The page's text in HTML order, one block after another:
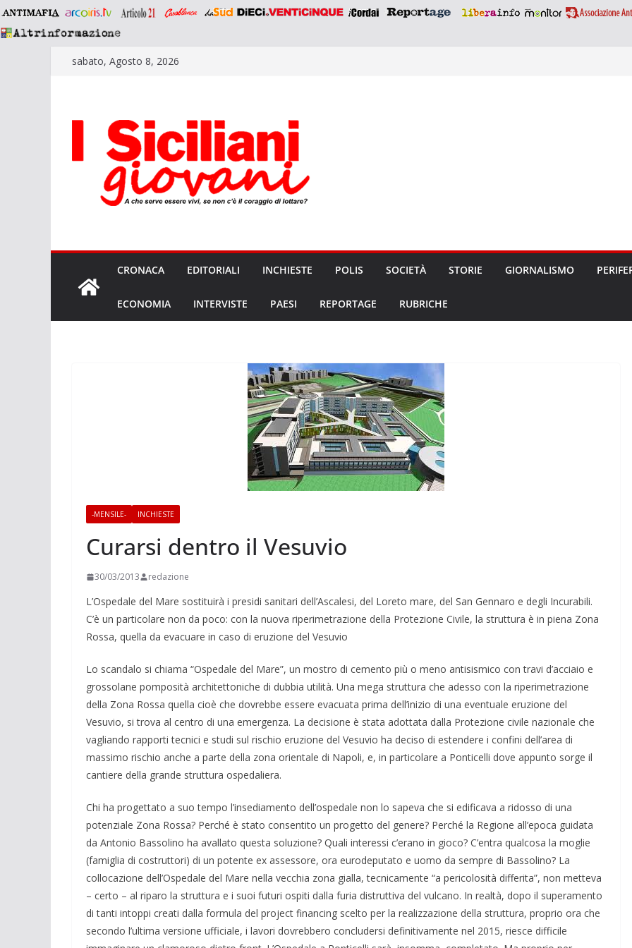
Saltasabato, Agosto 8, 2026
CRONACA EDITORIALI INCHIESTE POLIS SOCIETÀ STORIE GIORNALISMO
ECONOMIA INTERVISTE PAESI REPORTAGE RUBRICHE
-MENSILE- INCHIESTE
Curarsi dentro il Vesuvio
30/03/2013 redazione
L’Ospedale del Mare sostituirà i presidi sanitari dell’Ascalesi, del Loreto mare, del San Gennaro e degli Incurabili.
C’è un particolare non da poco: con la nuova riperimetrazione della Protezione Civile, la struttura è in piena Zona
Rossa, quella da evacuare in caso di eruzione del Vesuvio
Lo scandalo si chiama “Ospedale del Mare”, un mostro di cemento più o meno antisismico con travi d’acciaio e
grossolane pomposità architettoniche di dubbia utilità. Una mega struttura che adesso con la riperimetrazione
della Zona Rossa quella cioè che dovrebbe essere evacuata prima dell’inizio di una eventuale eruzione del
Vesuvio, si trova al centro di una emergenza. La decisione è stata adottata dalla Protezione civile nazionale che
vagliando rapporti tecnici e studi sul rischio eruzione del Vesuvio ha deciso di estendere i confini dell’area di
massimo rischio anche a parte della zona orientale di Napoli, e, in particolare a Ponticelli dove appunto sorge il
cantiere della grande struttura ospedaliera.
Chi ha progettato a suo tempo l’insediamento dell’ospedale non lo sapeva che si edificava a ridosso di una
potenziale Zona Rossa? Perché è stato consentito un progetto del genere? Perché la Regione all’epoca guidata
da Antonio Bassolino ha avallato questa soluzione? Quali interessi c’erano in gioco? C’entra qualcosa la moglie
(famiglia di costruttori) di un potente ex assessore, ora eurodeputato e uomo da sempre di Bassolino? La
collocazione dell’Ospedale del Mare nella vecchia zona gialla, tecnicamente “a pericolosità differita”, non metteva
– certo – al riparo la struttura e i suoi futuri ospiti dalla furia distruttiva del vulcano. In realtà, dopo il superamento
di tanti intoppi creati dalla formula del project financing scelto per la realizzazione della struttura, proprio ora che
secondo l’ultima versione ufficiale, i lavori dovrebbero concludersi definitivamente nel 2015, riesce difficile